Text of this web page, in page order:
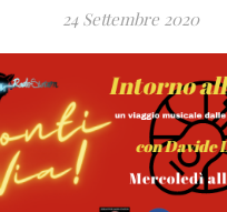
24 Settembre 2020